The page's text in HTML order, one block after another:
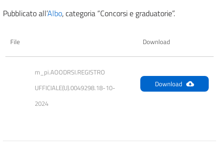
Pubblicato all’Albo, categoria “Concorsi e graduatorie”.
File Download
m_pi.AOODRSI.REGISTRO
UFFICIALE(U).0049298.18-10-
2024
Download